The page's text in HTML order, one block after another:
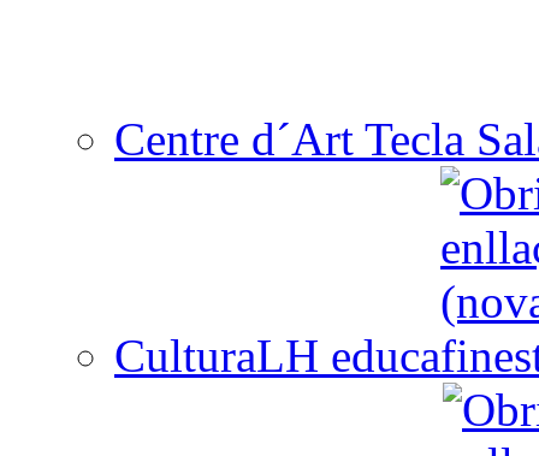
Centre d´Art Tecla
CulturaLH educa